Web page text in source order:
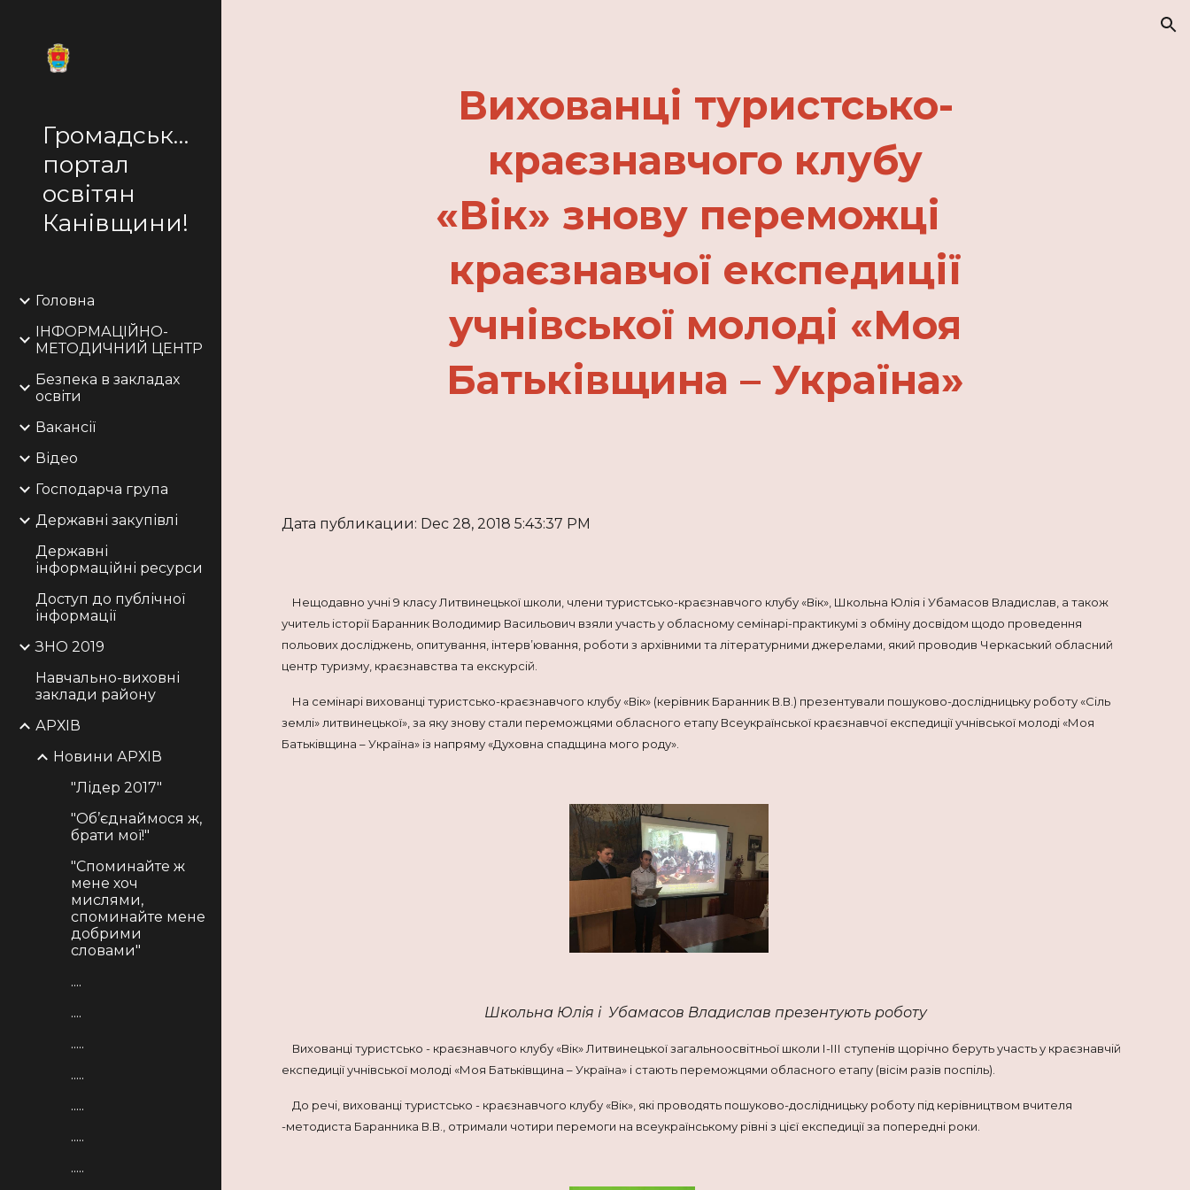
Громадський
портал
освітян
Канівщини!
Головна
ІНФОРМАЦІЙНО-
МЕТОДИЧНИЙ ЦЕНТР
Безпека в закладах
освіти
Вакансії
Відео
Господарча група
Державні закупівлі
Державні
інформаційні ресурси
Доступ до публічної
інформації
ЗНО 2019
Навчальнo-виховні
заклади району
АРХІВ
Новини АРХІВ
"Лідер 2017"
"Об’єднаймося ж,
брати мої!"
"Споминайте ж
мене хоч
мислями,
споминайте мене
добрими
словами"
....
....
.....
.....
.....
.....
.....
Вихованці туристсько-
краєзнавчого клубу
«Вік» знову переможці
краєзнавчої експедиції
учнівської молоді «Моя
Батьківщина – Україна»
Дата публикации: Dec 28, 2018 5:43:37 PM
Нещодавно учні 9 класу Литвинецької школи, члени туристсько-краєзнавчого клубу «Вік», Школьна Юлія і Убамасов Владислав, а також
учитель історії Баранник Володимир Васильович взяли участь у обласному семінарі-практикумі з обміну досвідом щодо проведення
польових досліджень, опитування, інтерв’ювання, роботи з архівними та літературними джерелами, який проводив Черкаський обласний
центр туризму, краєзнавства та екскурсій.
На семінарі вихованці туристсько-краєзнавчого клубу «Вік» (керівник Баранник В.В.) презентували пошуково-дослідницьку роботу «Сіль
землі» литвинецької», за яку знову стали переможцями обласного етапу Всеукраїнської краєзнавчої експедиції учнівської молоді «Моя
Батьківщина – Україна» із напряму «Духовна спадщина мого роду».
Школьна Юлія і Убамасов Владислав презентують роботу
Вихованці туристсько - краєзнавчого клубу «Вік» Литвинецької загальноосвітньої школи І-ІІІ ступенів щорічно беруть участь у краєзнавчій
експедиції учнівської молоді «Моя Батьківщина – Україна» і стають переможцями обласного етапу (вісім разів поспіль).
До речі, вихованці туристсько - краєзнавчого клубу «Вік», які проводять пошуково-дослідницьку роботу під керівництвом вчителя
-методиста Баранника В.В., отримали чотири перемоги на всеукраїнському рівні з цієї експедиції за попередні роки.